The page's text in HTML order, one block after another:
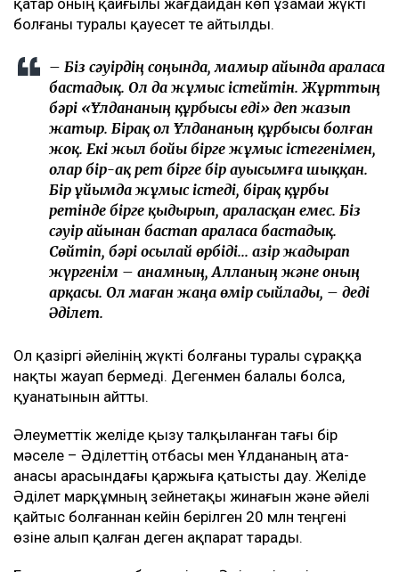
болғаны туралы қауесет те айтылды.
бастадық. Ол да жұмыс істейтін. Жұрттың
бәрі «Ұлдананың құрбысы еді» деп жазып
жатыр. Бірақ ол Ұлдананың құрбысы болған
жоқ. Екі жыл бойы бірге жұмыс істегенімен,
олар бір-ақ рет бірге бір ауысымға шыққан.
Бір ұйымда жұмыс істеді, бірақ құрбы
ретінде бірге қыдырып, араласқан емес. Біз
сәуір айынан бастап араласа бастадық.
Сөйтіп, бәрі осылай өрбіді... Қазір жадырап
жүргенім – анамның, Алланың және оның
арқасы. Ол маған жаңа өмір сыйлады, – деді
Әділет.
нақты жауап бермеді. Дегенмен балалы болса,
қуанатынын айтты.
мәселе – Әділеттің отбасы мен Ұлдананың ата-
анасы арасындағы қаржыға қатысты дау. Желіде
Әділет марқұмның зейнетақы жинағын және әйелі
қайтыс болғаннан кейін берілген 20 млн теңгені
өзіне алып қалған деген ақпарат тарады.